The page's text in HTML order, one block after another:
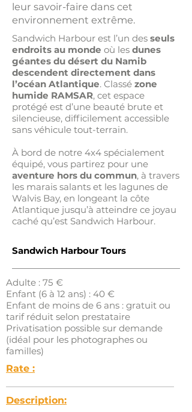
leur savoir-faire dans cet
environnement extrême.
Sandwich Harbour est l’un des seuls
endroits au monde où les dunes
géantes du désert du Namib
descendent directement dans
l’océan Atlantique. Classé zone
humide RAMSAR, cet espace
protégé est d’une beauté brute et
silencieuse, difficilement accessible
sans véhicule tout-terrain.
À bord de notre 4x4 spécialement
équipé, vous partirez pour une
aventure hors du commun, à travers
les marais salants et les lagunes de
Walvis Bay, en longeant la côte
Atlantique jusqu’à atteindre ce joyau
caché qu’est Sandwich Harbour.
Sandwich Harbour Tours
Adulte : 75 €
Enfant (6 à 12 ans) : 40 €
Enfant de moins de 6 ans : gratuit ou
tarif réduit selon prestataire
Privatisation possible sur demande
(idéal pour les photographes ou
familles)
Rate :
Description: